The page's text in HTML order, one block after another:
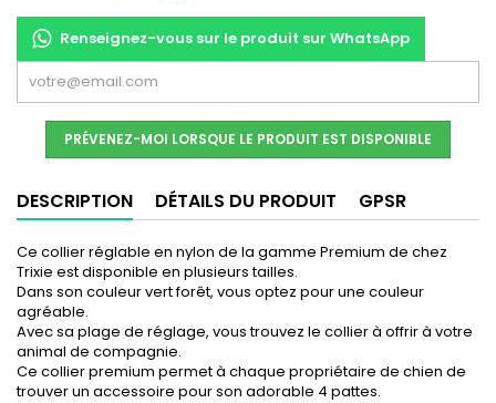
Renseignez-vous sur le produit sur WhatsApp
PRÉVENEZ-MOI LORSQUE LE PRODUIT EST DISPONIBLE
DESCRIPTION DÉTAILS DU PRODUIT GPSR
Ce collier réglable en nylon de la gamme Premium de chez
Trixie est disponible en plusieurs tailles.
Dans son couleur vert forêt, vous optez pour une couleur
agréable.
Avec sa plage de réglage, vous trouvez le collier à offrir à votre
animal de compagnie.
Ce collier premium permet à chaque propriétaire de chien de
trouver un accessoire pour son adorable 4 pattes.